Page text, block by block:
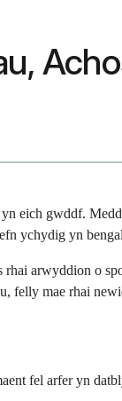
eich gwddf.
ychydig yn
arwyddion o
felly mae rhai
fel arfer yn